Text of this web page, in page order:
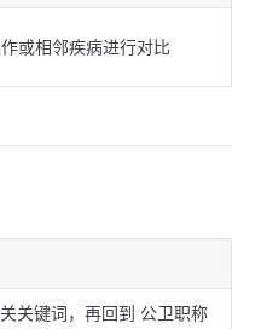
或相邻疾病进行对比
关键词，再回到 公卫职称